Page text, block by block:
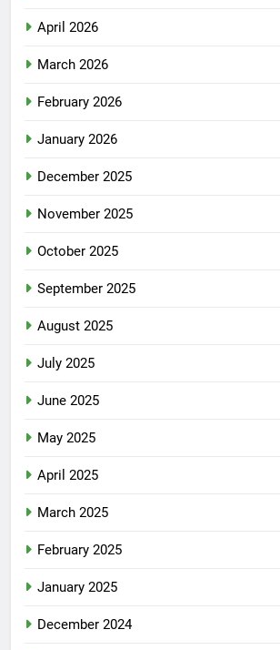
April 2026
March 2026
February 2026
January 2026
December 2025
November 2025
October 2025
September 2025
August 2025
July 2025
June 2025
May 2025
April 2025
March 2025
February 2025
January 2025
December 2024